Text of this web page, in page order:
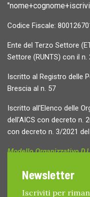
Codice Fiscale:
Ente del Terzo Settore
Settore (RUNTS) con il n.
Iscritto al Registro delle
Brescia al n. 57
Iscritto all'Elenco delle
dell'AICS con decreto n.
con decreto n. 3/2021
Modello Organizzativo
Whistleblowing Policy
Whistleblowing -
Newsletter
Iscriviti per